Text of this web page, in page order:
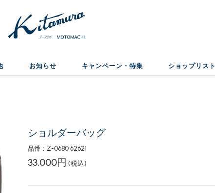
お知らせ キャンペーン・特集 ショップリスト
ショルダーバッグ
品番：Z-0680 62621
33,000円 (税込)